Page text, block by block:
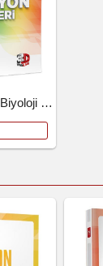
TYT 3D Simülasyon Biyoloji Denemeleri